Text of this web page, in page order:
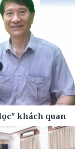
khách quan